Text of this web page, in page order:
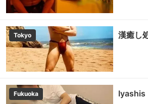
Tokyo 漢癒し
Fukuoka Iyashis